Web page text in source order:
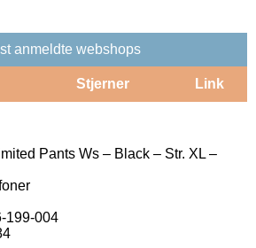
anmeldte webshops
Stjerner Link
Pants Ws – Black – Str. XL –
199-004